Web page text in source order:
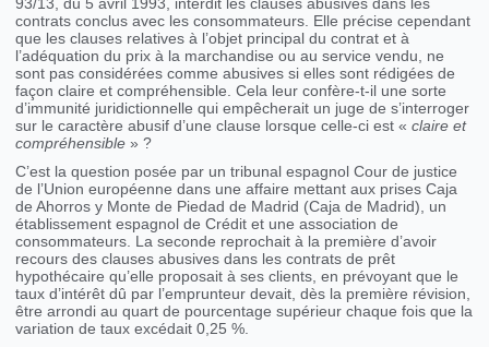
93/13, du 5 avril 1993, interdit les clauses abusives dans les
contrats conclus avec les consommateurs. Elle précise cependant
que les clauses relatives à l’objet principal du contrat et à
l’adéquation du prix à la marchandise ou au service vendu, ne
sont pas considérées comme abusives si elles sont rédigées de
façon claire et compréhensible. Cela leur confère-t-il une sorte
d’immunité juridictionnelle qui empêcherait un juge de s’interroger
sur le caractère abusif d’une clause lorsque celle-ci est «claire et
compréhensible » ?
C’est la question posée par un tribunal espagnol Cour de justice
de l’Union européenne dans une affaire mettant aux prises Caja
de Ahorros y Monte de Piedad de Madrid (Caja de Madrid), un
établissement espagnol de Crédit et une association de
consommateurs. La seconde reprochait à la première d’avoir
recours des clauses abusives dans les contrats de prêt
hypothécaire qu’elle proposait à ses clients, en prévoyant que le
taux d’intérêt dû par l’emprunteur devait, dès la première révision,
être arrondi au quart de pourcentage supérieur chaque fois que la
variation de taux excédait 0,25 %.